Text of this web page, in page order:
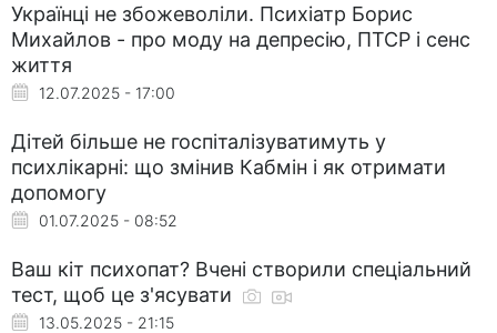
Українці не збожеволіли. Психіатр Борис
Михайлов - про моду на депресію, ПТСР і сенс
життя
12.07.2025 - 17:00
Дітей більше не госпіталізуватимуть у
психлікарні: що змінив Кабмін і як отримати
допомогу
01.07.2025 - 08:52
Ваш кіт психопат? Вчені створили спеціальний
тест, щоб це з'ясувати
13.05.2025 - 21:15